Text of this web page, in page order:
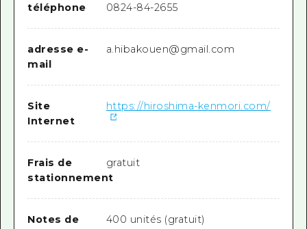
téléphone
0824-84-2655
adresse e-
mail
a.hibakouen@gmail.com
Site
Internet
https://hiroshima-kenmori.com/
Frais de
stationnement
gratuit
Notes de
400 unités (gratuit)